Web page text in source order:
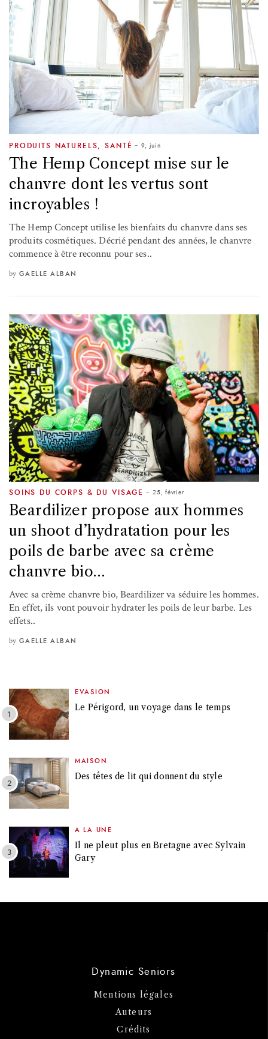
PRODUITS NATURELS ,SANTÉ 9, juin
The Hemp Concept mise sur le
chanvre dont les vertus sont
incroyables !
The Hemp Concept utilise les bienfaits du chanvre dans ses
produits cosmétiques. Décrié pendant des années, le chanvre
commence à être reconnu pour ses..
by GAELLE ALBAN
SOINS DU CORPS & DU VISAGE 25, février
Beardilizer propose aux hommes
un shoot d’hydratation pour les
poils de barbe avec sa crème
chanvre bio…
Avec sa crème chanvre bio, Beardilizer va séduire les hommes.
En effet, ils vont pouvoir hydrater les poils de leur barbe. Les
effets..
by GAELLE ALBAN
EVASION
Le Périgord, un voyage dans le temps
MAISON
Des têtes de lit qui donnent du style
A LA UNE
Il ne pleut plus en Bretagne avec Sylvain
Gary
Dynamic Seniors
Mentions légales
Auteurs
Crédits